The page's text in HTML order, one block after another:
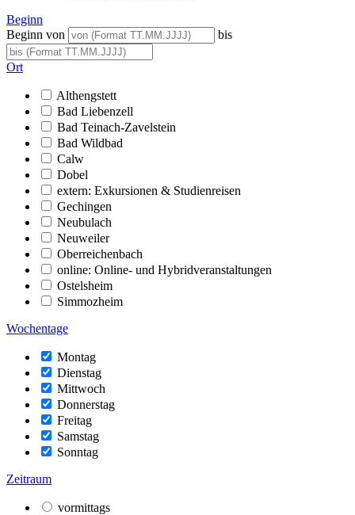
Beginn
Beginn von
bis
Ort
Althengstett
Bad Liebenzell
Bad Teinach-Zavelstein
Bad Wildbad
Calw
Dobel
extern: Exkursionen & Studienreisen
Gechingen
Neubulach
Neuweiler
Oberreichenbach
online: Online- und Hybridveranstaltungen
Ostelsheim
Simmozheim
Wochentage
Montag
Dienstag
Mittwoch
Donnerstag
Freitag
Samstag
Sonntag
Zeitraum
vormittags